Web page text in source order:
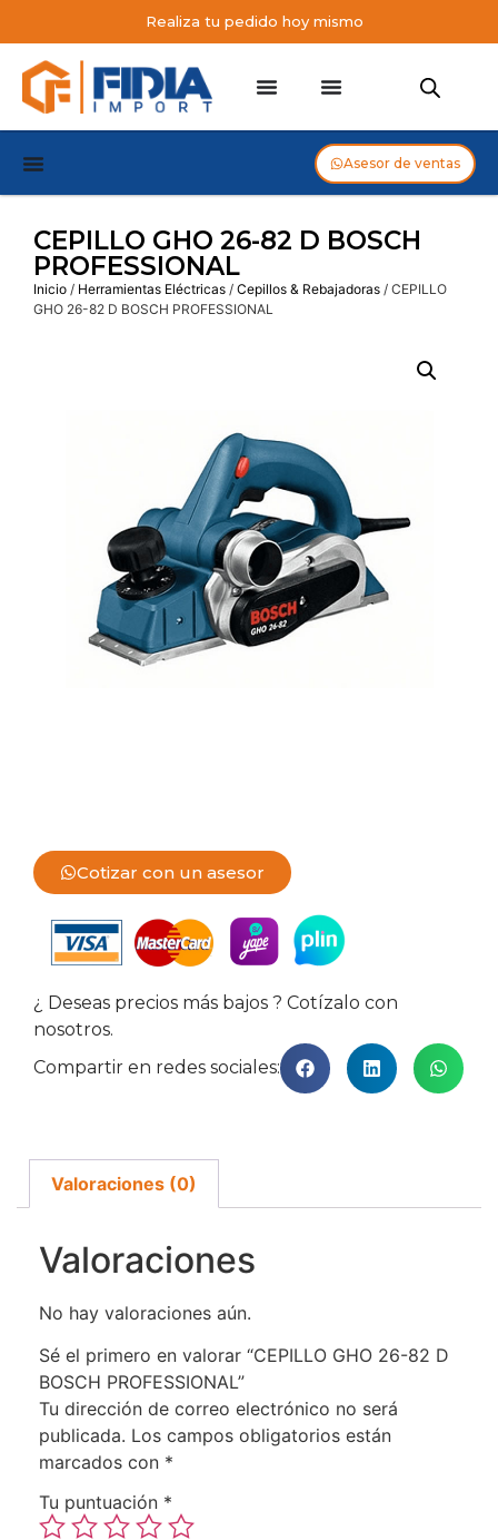
Realiza tu pedido hoy mismo
Asesor de ventas
CEPILLO GHO 26-82 D BOSCH
PROFESSIONAL
Inicio / Herramientas Eléctricas / Cepillos & Rebajadoras / CEPILLO
GHO 26-82 D BOSCH PROFESSIONAL
Cotizar con un asesor
¿ Deseas precios más bajos ? Cotízalo con
nosotros.
Compartir en redes sociales:
Valoraciones (0)
Valoraciones
No hay valoraciones aún.
Sé el primero en valorar “CEPILLO GHO 26-82 D
BOSCH PROFESSIONAL”
Tu dirección de correo electrónico no será
publicada. Los campos obligatorios están
marcados con *
Tu puntuación *